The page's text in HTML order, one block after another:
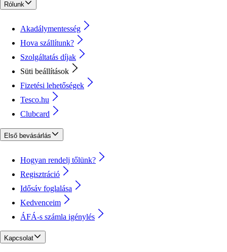
Rólunk
Akadálymentesség
Hova szállítunk?
Szolgáltatás díjak
Süti beállítások
Fizetési lehetőségek
Tesco.hu
Clubcard
Első bevásárlás
Hogyan rendelj tőlünk?
Regisztráció
Idősáv foglalása
Kedvenceim
ÁFÁ-s számla igénylés
Kapcsolat